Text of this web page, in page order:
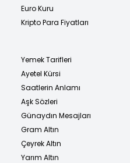
Euro Kuru
Kripto Para Fiyatları
Yemek Tarifleri
Ayetel Kürsi
Saatlerin Anlamı
Aşk Sözleri
Günaydın Mesajları
Gram Altın
Çeyrek Altın
Yarım Altın